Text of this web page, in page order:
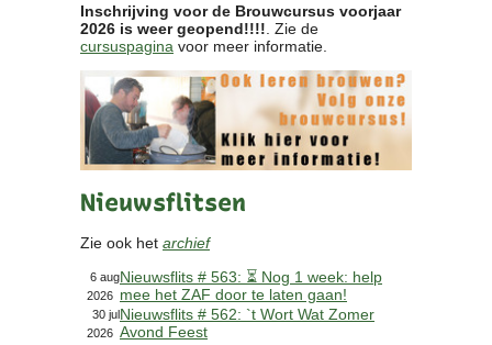
Inschrijving voor de Brouwcursus voorjaar
2026 is weer geopend!!!!. Zie de
cursuspagina voor meer informatie.
Nieuwsflitsen
Zie ook het archief
6 aug
2026
Nieuwsflits # 563: ⏳ Nog 1 week: help
mee het ZAF door te laten gaan!
30 jul
2026
Nieuwsflits # 562: `t Wort Wat Zomer
Avond Feest
- Biersommeliers
Recepten
Recepten
Zoeken
Bericht
Lid worden
Brouwcursus